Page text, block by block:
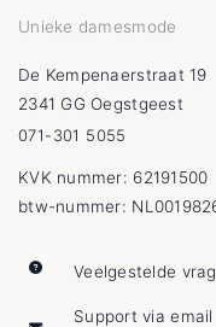
Unieke damesmode
De Kempenaerstraat 19
2341 GG Oegstgeest
071-301 5055
KVK nummer: 62191500
btw-nummer:
Veelgestelde
Support via email